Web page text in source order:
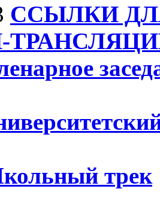
ССЫЛКИ
трек